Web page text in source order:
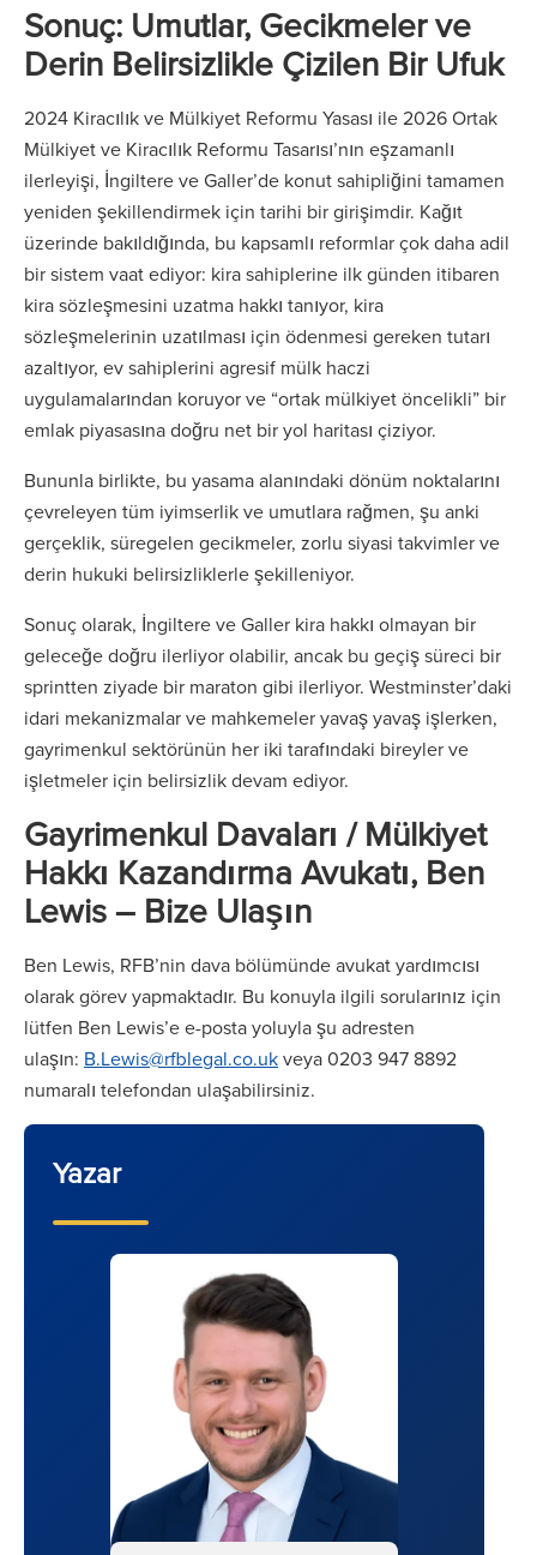
Sonuç: Umutlar, Gecikmeler ve
Derin Belirsizlikle Çizilen Bir Ufuk
2024 Kiracılık ve Mülkiyet Reformu Yasası ile 2026 Ortak
Mülkiyet ve Kiracılık Reformu Tasarısı’nın eşzamanlı
ilerleyişi, İngiltere ve Galler’de konut sahipliğini tamamen
yeniden şekillendirmek için tarihi bir girişimdir. Kağıt
üzerinde bakıldığında, bu kapsamlı reformlar çok daha adil
bir sistem vaat ediyor: kira sahiplerine ilk günden itibaren
kira sözleşmesini uzatma hakkı tanıyor, kira
sözleşmelerinin uzatılması için ödenmesi gereken tutarı
azaltıyor, ev sahiplerini agresif mülk haczi
uygulamalarından koruyor ve “ortak mülkiyet öncelikli” bir
emlak piyasasına doğru net bir yol haritası çiziyor.
Bununla birlikte, bu yasama alanındaki dönüm noktalarını
çevreleyen tüm iyimserlik ve umutlara rağmen, şu anki
gerçeklik, süregelen gecikmeler, zorlu siyasi takvimler ve
derin hukuki belirsizliklerle şekilleniyor.
Sonuç olarak, İngiltere ve Galler kira hakkı olmayan bir
geleceğe doğru ilerliyor olabilir, ancak bu geçiş süreci bir
sprintten ziyade bir maraton gibi ilerliyor. Westminster’daki
idari mekanizmalar ve mahkemeler yavaş yavaş işlerken,
gayrimenkul sektörünün her iki tarafındaki bireyler ve
işletmeler için belirsizlik devam ediyor.
Gayrimenkul Davaları / Mülkiyet
Hakkı Kazandırma Avukatı, Ben
Lewis – Bize Ulaşın
Ben Lewis, RFB’nin dava bölümünde avukat yardımcısı
olarak görev yapmaktadır. Bu konuyla ilgili sorularınız için
lütfen Ben Lewis’e e-posta yoluyla şu adresten
ulaşın: B.Lewis@rfblegal.co.ukveya 0203 947 8892
numaralı telefondan ulaşabilirsiniz.
Yazar